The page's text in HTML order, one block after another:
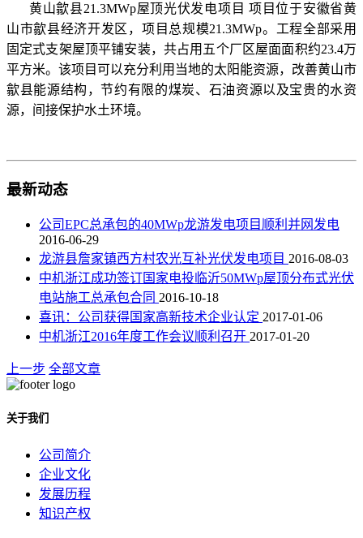
黄山歙县21.3MWp屋顶光伏发电项目 项目位于安徽省黄
山市歙县经济开发区，项目总规模21.3MWp。工程全部采用
固定式支架屋顶平铺安装，共占用五个厂区屋面面积约23.4万
平方米。该项目可以充分利用当地的太阳能资源，改善黄山市
歙县能源结构，节约有限的煤炭、石油资源以及宝贵的水资
源，间接保护水土环境。
最新动态
公司EPC总承包的40MWp龙游发电项目顺利并网发电
2016-06-29
龙游县詹家镇西方村农光互补光伏发电项目 2016-08-03
中机浙江成功签订国家电投临沂50MWp屋顶分布式光伏
电站施工总承包合同 2016-10-18
喜讯：公司获得国家高新技术企业认定 2017-01-06
中机浙江2016年度工作会议顺利召开 2017-01-20
上一步 全部文章
关于我们
公司简介
企业文化
发展历程
知识产权